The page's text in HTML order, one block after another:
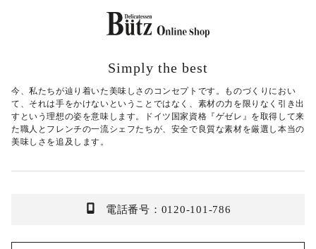
Simply the best
今、私たちが辿り着いた美味しさのコンセプトです。ものづくりにおい
て、それは手をかけないということではなく、素材の力を限りなく引き出
すという理想の姿を意味します。ドイツ国家資格『ゲゼレ』を取得して来
た職人とフレンチの一流シェフたちが、安全で良質な素材を厳選し本当の
美味しさを追及します。
電話番号：0120-101-786